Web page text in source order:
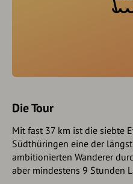
Die Tour
Mit fast 37 km ist die siebte
Südthüringen eine der
ambitionierten Wanderer
aber mindestens 9 Stunden